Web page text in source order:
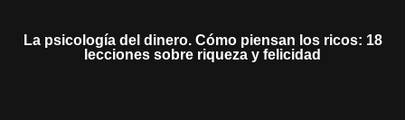
La psicología del dinero. Cómo piensan los ricos: 18
lecciones sobre riqueza y felicidad